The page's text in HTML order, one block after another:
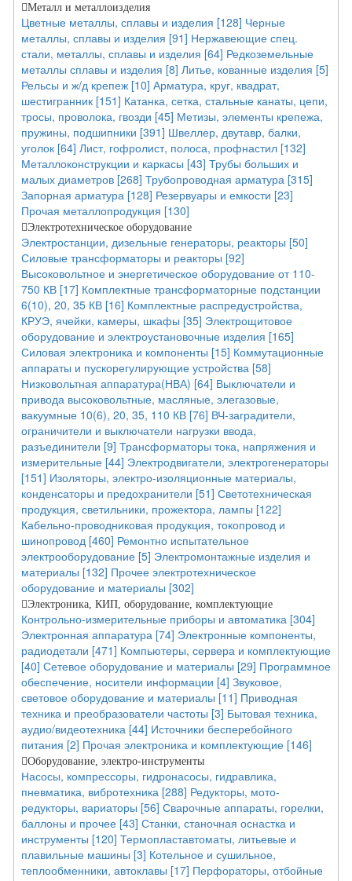
Металл и металлоизделия
Цветные металлы, сплавы и изделия [128] Черные
металлы, сплавы и изделия [91] Нержавеющие спец.
стали, металлы, сплавы и изделия [64] Редкоземельные
металлы сплавы и изделия [8] Литье, кованные изделия [5]
Рельсы и ж/д крепеж [10] Арматура, круг, квадрат,
шестигранник [151] Катанка, сетка, стальные канаты, цепи,
тросы, проволока, гвозди [45] Метизы, элементы крепежа,
пружины, подшипники [391] Швеллер, двутавр, балки,
уголок [64] Лист, гофролист, полоса, профнастил [132]
Металлоконструкции и каркасы [43] Трубы больших и
малых диаметров [268] Трубопроводная арматура [315]
Запорная арматура [128] Резервуары и емкости [23]
Прочая металлопродукция [130]
Электротехническое оборудование
Электростанции, дизельные генераторы, реакторы [50]
Силовые трансформаторы и реакторы [92]
Высоковольтное и энергетическое оборудование от 110-
750 КВ [17] Комплектные трансформаторные подстанции
6(10), 20, 35 КВ [16] Комплектные распредустройства,
КРУЭ, ячейки, камеры, шкафы [35] Электрощитовое
оборудование и электроустановочные изделия [165]
Силовая электроника и компоненты [15] Коммутационные
аппараты и пускорегулирующие устройства [58]
Низковольтная аппаратура(НВА) [64] Выключатели и
привода высоковольтные, масляные, элегазовые,
вакуумные 10(6), 20, 35, 110 КВ [76] ВЧ-заградители,
ограничители и выключатели нагрузки ввода,
разъединители [9] Трансформаторы тока, напряжения и
измерительные [44] Электродвигатели, электрогенераторы
[151] Изоляторы, электро-изоляционные материалы,
конденсаторы и предохранители [51] Светотехническая
продукция, светильники, прожектора, лампы [122]
Кабельно-проводниковая продукция, токопровод и
шинопровод [460] Ремонтно испытательное
электрооборудование [5] Электромонтажные изделия и
материалы [132] Прочее электротехническое
оборудование и материалы [302]
Электроника, КИП, оборудование, комплектующие
Контрольно-измерительные приборы и автоматика [304]
Электронная аппаратура [74] Электронные компоненты,
радиодетали [471] Компьютеры, сервера и комплектующие
[40] Сетевое оборудование и материалы [29] Программное
обеспечение, носители информации [4] Звуковое,
световое оборудование и материалы [11] Приводная
техника и преобразователи частоты [3] Бытовая техника,
аудио/видеотехника [44] Источники бесперебойного
питания [2] Прочая электроника и комплектующие [146]
Оборудование, электро-инструменты
Насосы, компрессоры, гидронасосы, гидравлика,
пневматика, вибротехника [288] Редукторы, мото-
редукторы, вариаторы [56] Сварочные аппараты, горелки,
баллоны и прочее [43] Станки, станочная оснастка и
инструменты [120] Термопластавтоматы, литьевые и
плавильные машины [3] Котельное и сушильное,
теплообменники, автоклавы [17] Перфораторы, отбойные